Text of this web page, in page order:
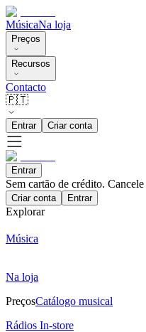
MúsicaNa loja
Preços
Recursos
Contacto
🇵🇹
Entrar Criar conta
Entrar
Sem cartão de crédito.
Criar conta Entrar
Explorar
Música
Na loja
PreçosCatálogo musical
Rádios In-store